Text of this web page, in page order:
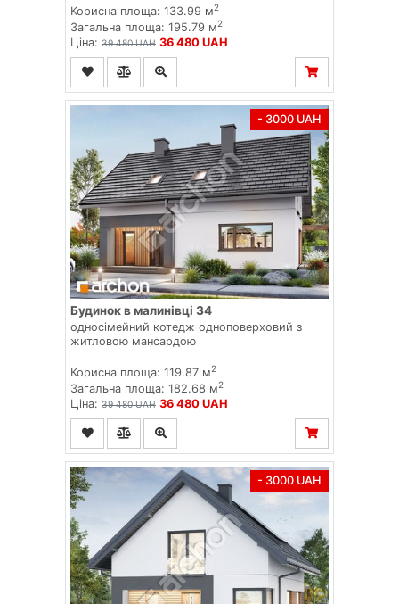
Корисна площа: 133.99 м2
Загальна площа: 195.79 м2
Ціна: 39 480 UAH 36 480 UAH
- 3000 UAH
Будинок в малинівці 34
односімейний котедж одноповерховий з
житловою мансардою
Корисна площа: 119.87 м2
Загальна площа: 182.68 м2
Ціна: 39 480 UAH 36 480 UAH
- 3000 UAH